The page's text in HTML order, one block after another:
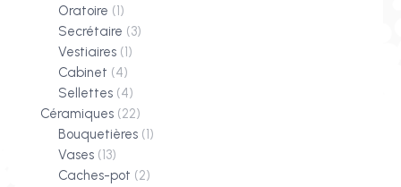
Oratoire (1)
Secrétaire (3)
Vestiaires (1)
Cabinet (4)
Sellettes (4)
Céramiques (22)
Bouquetières (1)
Vases (13)
Caches-pot (2)